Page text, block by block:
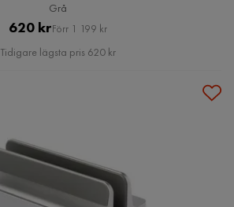
Grå
Pris
620 kr Original
Pris
Förr 1 199 kr
Tidigare lägsta pris 620 kr